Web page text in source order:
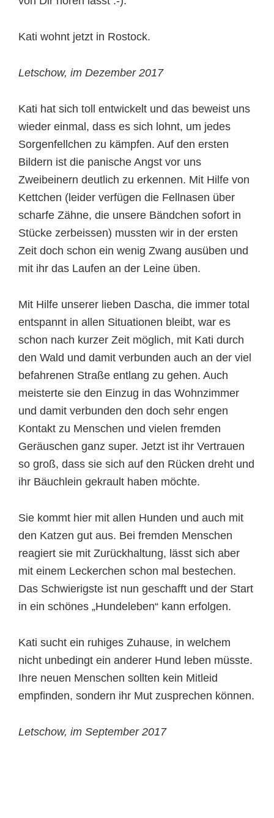
Kati wohnt jetzt in Rostock.
Letschow, im Dezember 2017
Kati hat sich toll entwickelt und das beweist uns
wieder einmal, dass es sich lohnt, um jedes
Sorgenfellchen zu kämpfen. Auf den ersten
Bildern ist die panische Angst vor uns
Zweibeinern deutlich zu erkennen. Mit Hilfe von
Kettchen (leider verfügen die Fellnasen über
scharfe Zähne, die unsere Bändchen sofort in
Stücke zerbeissen) mussten wir in der ersten
Zeit doch schon ein wenig Zwang ausüben und
mit ihr das Laufen an der Leine üben.
Mit Hilfe unserer lieben Dascha, die immer total
entspannt in allen Situationen bleibt, war es
schon nach kurzer Zeit möglich, mit Kati durch
den Wald und damit verbunden auch an der viel
befahrenen Straße entlang zu gehen. Auch
meisterte sie den Einzug in das Wohnzimmer
und damit verbunden den doch sehr engen
Kontakt zu Menschen und vielen fremden
Geräuschen ganz super. Jetzt ist ihr Vertrauen
so groß, dass sie sich auf den Rücken dreht und
ihr Bäuchlein gekrault haben möchte.
Sie kommt hier mit allen Hunden und auch mit
den Katzen gut aus. Bei fremden Menschen
reagiert sie mit Zurückhaltung, lässt sich aber
mit einem Leckerchen schon mal bestechen.
Das Schwierigste ist nun geschafft und der Start
in ein schönes „Hundeleben“ kann erfolgen.
Kati sucht ein ruhiges Zuhause, in welchem
nicht unbedingt ein anderer Hund leben müsste.
Ihre neuen Menschen sollten kein Mitleid
empfinden, sondern ihr Mut zusprechen können.
Letschow, im September 2017